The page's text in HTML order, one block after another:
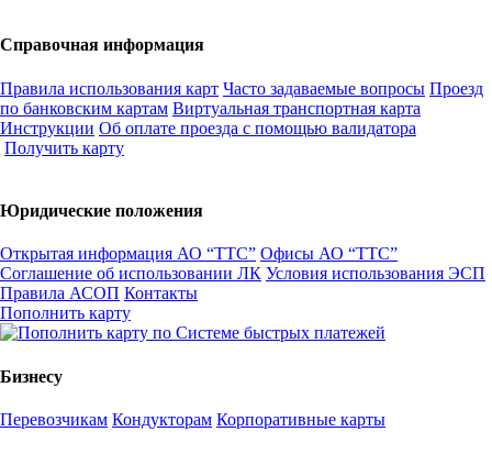
Справочная информация
Правила использования карт Часто задаваемые вопросы Проезд
по банковским картам Виртуальная транспортная карта
Инструкции Об оплате проезда с помощью валидатора
Получить карту
Юридические положения
Открытая информация АО “ТТС” Офисы АО “ТТС”
Соглашение об использовании ЛК Условия использования ЭСП
Правила АСОП Контакты
Пополнить карту
Бизнесу
Перевозчикам Кондукторам Корпоративные карты